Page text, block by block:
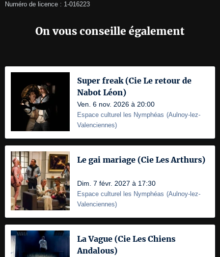
Numéro de licence : 1-016223
On vous conseille également
Super freak (Cie Le retour de
Nabot Léon)
Ven. 6 nov. 2026 à 20:00
Espace culturel les Nymphéas (Aulnoy-lez-
Valenciennes)
Le gai mariage (Cie Les Arthurs)
Dim. 7 févr. 2027 à 17:30
Espace culturel les Nymphéas (Aulnoy-lez-
Valenciennes)
La Vague (Cie Les Chiens
Andalous)